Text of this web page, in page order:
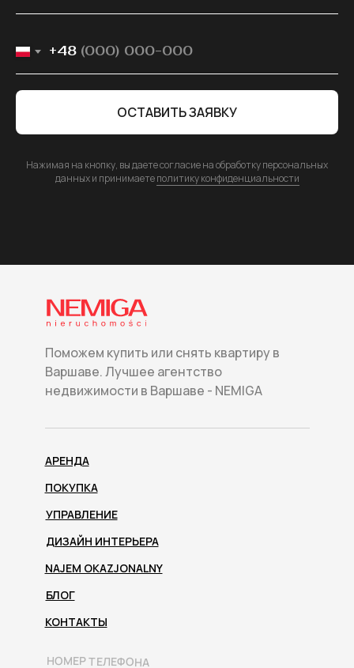
+48
ОСТАВИТЬ ЗАЯВКУ
Нажимая на кнопку, вы даете согласие на обработку персональных
данных и принимаетеполитику конфиденциальности
Поможем купить или снять квартиру в
Варшаве. Лучшее агентство
недвижимости в Варшаве - NEMIGA
БЛОГ
АРЕНДА
ПОКУПКА
NAJEM OKAZJONALNY
КОНТАКТЫ
НОМЕР ТЕЛЕФОНА
УПРАВЛЕНИЕ
ДИЗАЙН ИНТЕРЬЕРА